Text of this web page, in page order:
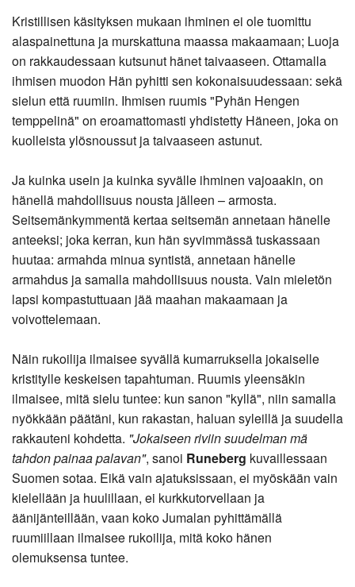
Kristillisen käsityksen mukaan ihminen ei ole tuomittu
alaspainettuna ja murskattuna maassa makaamaan; Luoja
on rakkaudessaan kutsunut hänet taivaaseen. Ottamalla
ihmisen muodon Hän pyhitti sen kokonaisuudessaan: sekä
sielun että ruumiin. Ihmisen ruumis "Pyhän Hengen
temppelinä" on eroamattomasti yhdistetty Häneen, joka on
kuolleista ylösnoussut ja taivaaseen astunut.
Ja kuinka usein ja kuinka syvälle ihminen vajoaakin, on
hänellä mahdollisuus nousta jälleen – armosta.
Seitsemänkymmentä kertaa seitsemän annetaan hänelle
anteeksi; joka kerran, kun hän syvimmässä tuskassaan
huutaa: armahda minua syntistä, annetaan hänelle
armahdus ja samalla mahdollisuus nousta. Vain mieletön
lapsi kompastuttuaan jää maahan makaamaan ja
voivottelemaan.
Näin rukoilija ilmaisee syvällä kumarruksella jokaiselle
kristitylle keskeisen tapahtuman. Ruumis yleensäkin
ilmaisee, mitä sielu tuntee: kun sanon "kyllä", niin samalla
nyökkään päätäni, kun rakastan, haluan syleillä ja suudella
rakkauteni kohdetta. "Jokaiseen riviin suudelman mä
tahdon painaa palavan", sanoi Runeberg kuvaillessaan
Suomen sotaa. Eikä vain ajatuksissaan, ei myöskään vain
kielellään ja huulillaan, ei kurkkutorvellaan ja
äänijänteillään, vaan koko Jumalan pyhittämällä
ruumiillaan ilmaisee rukoilija, mitä koko hänen
olemuksensa tuntee.